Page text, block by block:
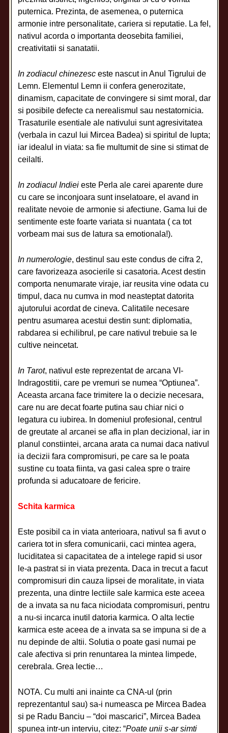
puternica. Prezinta, de asemenea, o puternica
armonie intre personalitate, cariera si reputatie. La fel,
nativul acorda o importanta deosebita familiei,
creativitatii si sanatatii.
In zodiacul chinezesc este nascut in Anul Tigrului de
Lemn. Elementul Lemn ii confera generozitate,
dinamism, capacitate de convingere si simt moral, dar
si posibile defecte ca nerealismul sau nestatornicia.
Trasaturile esentiale ale nativului sunt agresivitatea
(verbala in cazul lui Mircea Badea) si spiritul de lupta;
iar idealul in viata: sa fie multumit de sine si stimat de
ceilalti.
In zodiacul Indiei este Perla ale carei aparente dure
cu care se inconjoara sunt inselatoare, el avand in
realitate nevoie de armonie si afectiune. Gama lui de
sentimente este foarte variata si nuantata ( ca tot
vorbeam mai sus de latura sa emotionala!).
In numerologie, destinul sau este condus de cifra 2,
care favorizeaza asocierile si casatoria. Acest destin
comporta nenumarate viraje, iar reusita vine odata cu
timpul, daca nu cumva in mod neasteptat datorita
ajutorului acordat de cineva. Calitatile necesare
pentru asumarea acestui destin sunt: diplomatia,
rabdarea si echilibrul, pe care nativul trebuie sa le
cultive neincetat.
In Tarot, nativul este reprezentat de arcana VI-
Indragostitii, care pe vremuri se numea “Optiunea”.
Aceasta arcana face trimitere la o decizie necesara,
care nu are decat foarte putina sau chiar nici o
legatura cu iubirea. In domeniul profesional, centrul
de greutate al arcanei se afla in plan decizional, iar in
planul constiintei, arcana arata ca numai daca nativul
ia decizii fara compromisuri, pe care sa le poata
sustine cu toata fiinta, va gasi calea spre o traire
profunda si aducatoare de fericire.
Schita karmica
Este posibil ca in viata anterioara, nativul sa fi avut o
cariera tot in sfera comunicarii, caci mintea agera,
luciditatea si capacitatea de a intelege rapid si usor
le-a pastrat si in viata prezenta. Daca in trecut a facut
compromisuri din cauza lipsei de moralitate, in viata
prezenta, una dintre lectiile sale karmica este aceea
de a invata sa nu faca niciodata compromisuri, pentru
a nu-si incarca inutil datoria karmica. O alta lectie
karmica este aceea de a invata sa se impuna si de a
nu depinde de altii. Solutia o poate gasi numai pe
cale afectiva si prin renuntarea la mintea limpede,
cerebrala. Grea lectie…
NOTA. Cu multi ani inainte ca CNA-ul (prin
reprezentantul sau) sa-i numeasca pe Mircea Badea
si pe Radu Banciu – “doi mascarici”, Mircea Badea
spunea intr-un interviu, citez: “Poate unii s-ar simti